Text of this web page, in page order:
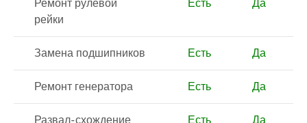
Ремонт рулевой
рейки
Есть Да
Замена подшипников Есть Да
Ремонт генератора Есть Да
Развал-схождение Есть Да